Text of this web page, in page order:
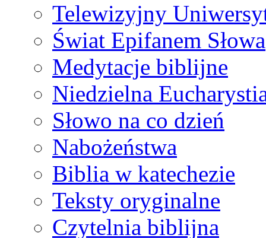
Telewizyjny
Świat Epifanem Słowa
Medytacje biblijne
Niedzielna
Słowo na co dzień
Nabożeństwa
Biblia w katechezie
Teksty oryginalne
Czytelnia biblijna